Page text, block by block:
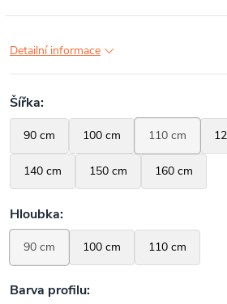
Detailní informace